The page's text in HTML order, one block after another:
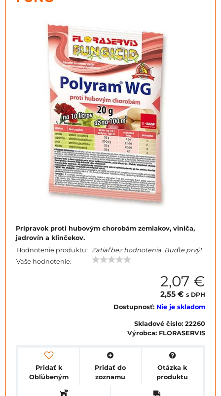
Prípravok proti hubovým chorobám zemiakov, viniča,
jadrovín a klinčekov.
Hodnotenie produktu: Zatiaľ bez hodnotenia. Buďte prvý!
Vaše hodnotenie:
2,07 €
2,55 € s DPH
Dostupnosť: Nie je skladom
Skladové číslo: 22260
Výrobca: FLORASERVIS
Pridať k
Obľúbeným
Pridať do
zoznamu
Otázka k
produktu